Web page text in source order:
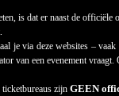
is dat er naast de
je via deze websites –
van een evenement
zijn GEEN